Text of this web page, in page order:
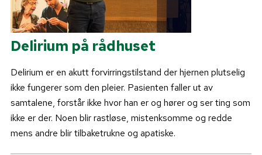
Delirium på rådhuset
Delirium er en akutt forvirringstilstand der hjernen plutselig
ikke fungerer som den pleier. Pasienten faller ut av
samtalene, forstår ikke hvor han er og hører og ser ting som
ikke er der. Noen blir rastløse, mistenksomme og redde
mens andre blir tilbaketrukne og apatiske.